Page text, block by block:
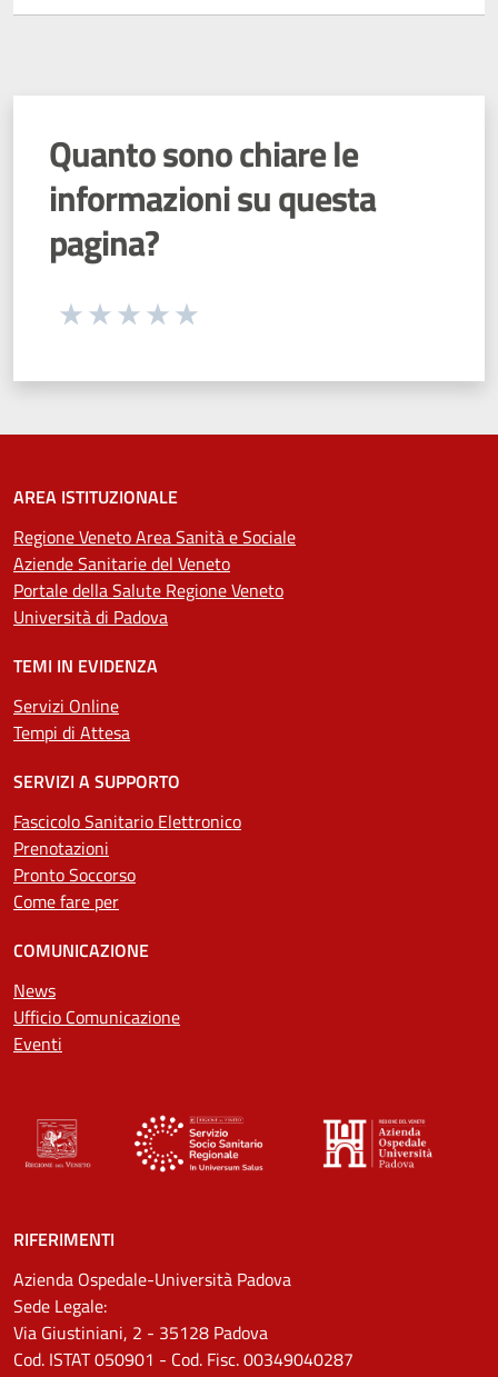
Quanto sono chiare le
informazioni su questa
pagina?
Seleziona una valutazione da 1 a 5 stelle
AREA ISTITUZIONALE
Regione Veneto Area Sanità e Sociale
Aziende Sanitarie del Veneto
Portale della Salute Regione Veneto
Università di Padova
TEMI IN EVIDENZA
Servizi Online
Tempi di Attesa
SERVIZI A SUPPORTO
Fascicolo Sanitario Elettronico
Prenotazioni
Pronto Soccorso
Come fare per
COMUNICAZIONE
News
Ufficio Comunicazione
Eventi
RIFERIMENTI
Azienda Ospedale-Università Padova
Sede Legale:
Via Giustiniani, 2 - 35128 Padova
Cod. ISTAT 050901 - Cod. Fisc. 00349040287